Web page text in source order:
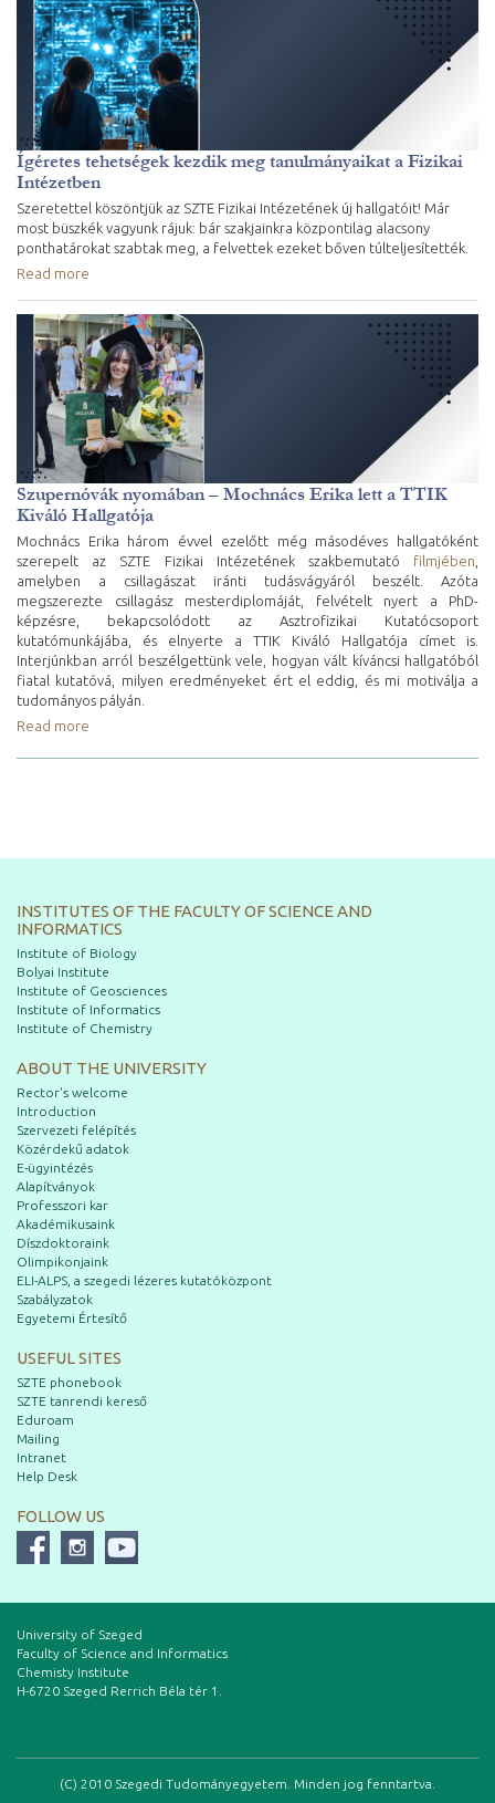
Ígéretes tehetségek kezdik meg tanulmányaikat a Fizikai
Intézetben
Szeretettel köszöntjük az SZTE Fizikai Intézetének új hallgatóit! Már
most büszkék vagyunk rájuk: bár szakjainkra központilag alacsony
ponthatárokat szabtak meg, a felvettek ezeket bőven túlteljesítették.
Read more
Szupernóvák nyomában – Mochnács Erika lett a TTIK
Kiváló Hallgatója
Mochnács Erika három évvel ezelőtt még másodéves hallgatóként
szerepelt az SZTE Fizikai Intézetének szakbemutató filmjében
amelyben a csillagászat iránti tudásvágyáról beszélt. Azóta
megszerezte csillagász mesterdiplomáját, felvételt nyert a PhD-
képzésre, bekapcsolódott az Asztrofizikai Kutatócsoport
kutatómunkájába, és elnyerte a TTIK Kiváló Hallgatója címet is.
Interjúnkban arról beszélgettünk vele, hogyan vált kíváncsi hallgatóból
fiatal kutatóvá, milyen eredményeket ért el eddig, és mi motiválja a
tudományos pályán.
Read more
INSTITUTES OF THE FACULTY OF SCIENCE AND
INFORMATICS
Institute of Biology
Bolyai Institute
Institute of Geosciences
Institute of Informatics
Institute of Chemistry
ABOUT THE UNIVERSITY
Rector's welcome
Introduction
Szervezeti felépítés
Közérdekű adatok
E-ügyintézés
Alapítványok
Professzori kar
Akadémikusaink
Díszdoktoraink
Olimpikonjaink
ELI-ALPS, a szegedi lézeres kutatóközpont
Szabályzatok
Egyetemi Értesítő
USEFUL SITES
SZTE phonebook
SZTE tanrendi kereső
Eduroam
Mailing
Intranet
Help Desk
FOLLOW US
University of Szeged
Faculty of Science and Informatics
Chemisty Institute
H-6720 Szeged Rerrich Béla tér 1.
(C) 2010 Szegedi Tudományegyetem. Minden jog fenntartva.